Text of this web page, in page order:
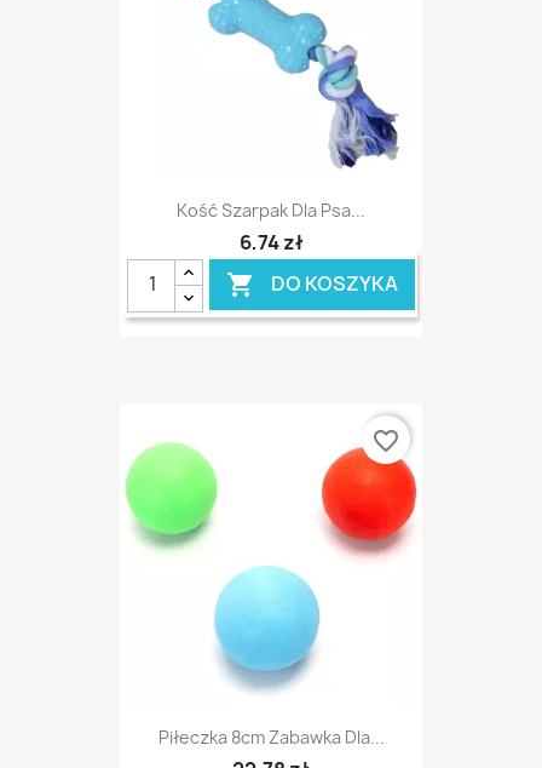
Kość Szarpak Dla Psa...
6,74 zł
 DO KOSZYKA
Piłeczka 8cm Zabawka Dla...
favorite_border